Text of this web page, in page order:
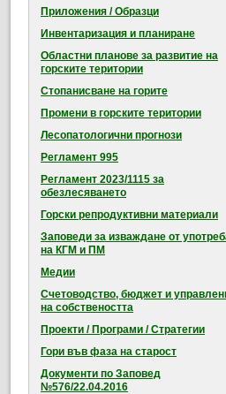
Приложения / Образци
Инвентаризация и планиране
Областни планове за развитие на
горските територии
Стопанисване на горите
Промени в горските територии
Лесопатологични прогнози
Регламент 995
Регламент 2023/1115 за
обезлесяването
Горски репродуктивни материали
Заповеди за изваждане от
на КГМ и ПМ
Медии
Счетоводство, бюджет и
на собствеността
Проекти / Програми / Стратегии
Гори във фаза на старост
Документи по Заповед
№576/22.04.2016